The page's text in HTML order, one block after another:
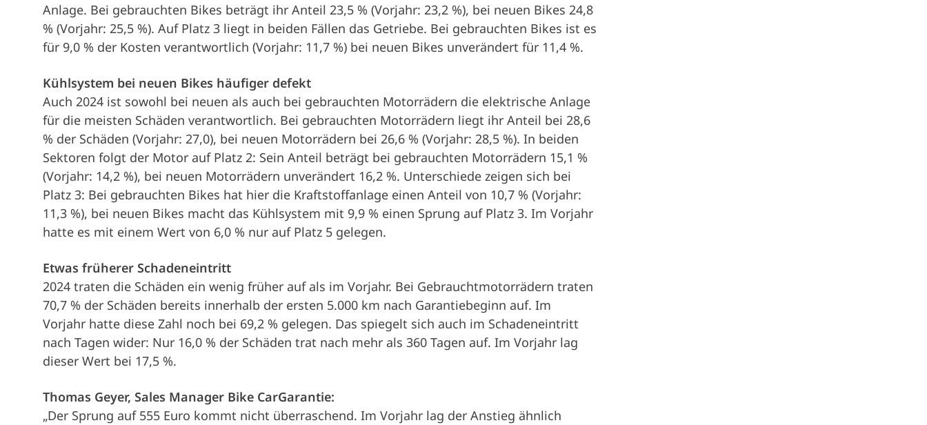
Aziende
Anlage. Bei gebrauchten Bikes beträgt ihr Anteil 23,5 % (Vorjahr: 23,2 %), bei neuen Bikes 24,8
% (Vorjahr: 25,5 %). Auf Platz 3 liegt in beiden Fällen das Getriebe. Bei gebrauchten Bikes ist es
für 9,0 % der Kosten verantwortlich (Vorjahr: 11,7 %) bei neuen Bikes unverändert für 11,4 %.
Kühlsystem bei neuen Bikes häufiger defekt
Auch 2024 ist sowohl bei neuen als auch bei gebrauchten Motorrädern die elektrische Anlage
für die meisten Schäden verantwortlich. Bei gebrauchten Motorrädern liegt ihr Anteil bei 28,6
% der Schäden (Vorjahr: 27,0), bei neuen Motorrädern bei 26,6 % (Vorjahr: 28,5 %). In beiden
Sektoren folgt der Motor auf Platz 2: Sein Anteil beträgt bei gebrauchten Motorrädern 15,1 %
(Vorjahr: 14,2 %), bei neuen Motorrädern unverändert 16,2 %. Unterschiede zeigen sich bei
Platz 3: Bei gebrauchten Bikes hat hier die Kraftstoffanlage einen Anteil von 10,7 % (Vorjahr:
11,3 %), bei neuen Bikes macht das Kühlsystem mit 9,9 % einen Sprung auf Platz 3. Im Vorjahr
hatte es mit einem Wert von 6,0 % nur auf Platz 5 gelegen.
Etwas früherer Schadeneintritt
2024 traten die Schäden ein wenig früher auf als im Vorjahr. Bei Gebrauchtmotorrädern traten
70,7 % der Schäden bereits innerhalb der ersten 5.000 km nach Garantiebeginn auf. Im
Vorjahr hatte diese Zahl noch bei 69,2 % gelegen. Das spiegelt sich auch im Schadeneintritt
nach Tagen wider: Nur 16,0 % der Schäden trat nach mehr als 360 Tagen auf. Im Vorjahr lag
dieser Wert bei 17,5 %.
Thomas Geyer, Sales Manager Bike CarGarantie:
„Der Sprung auf 555 Euro kommt nicht überraschend. Im Vorjahr lag der Anstieg ähnlich